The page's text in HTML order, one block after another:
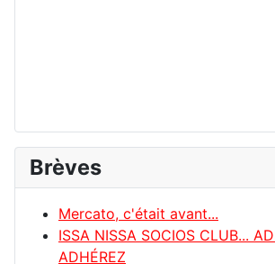
Brèves
Mercato, c'était avant...
ISSA NISSA SOCIOS CLUB...
ADHÉREZ